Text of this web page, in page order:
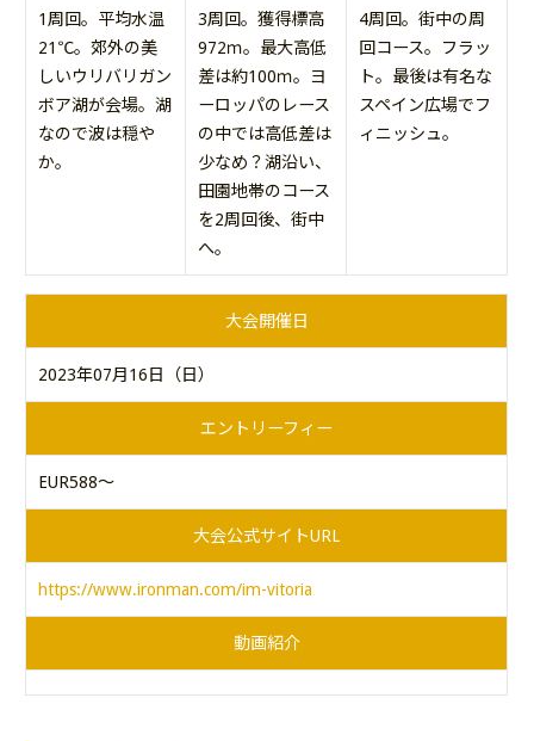
1周回。平均水温
21℃。郊外の美
しいウリバリガン
ボア湖が会場。湖
なので波は穏や
か。
3周回。獲得標高
972ｍ。最大高低
差は約100ｍ。ヨ
ーロッパのレース
の中では高低差は
少なめ？湖沿い、
田園地帯のコース
を2周回後、街中
へ。
4周回。街中の周
回コース。フラッ
ト。最後は有名な
スペイン広場でフ
ィニッシュ。
大会開催日
2023年07月16日（日）
エントリーフィー
EUR588～
大会公式サイトURL
https://www.ironman.com/im-vitoria
動画紹介